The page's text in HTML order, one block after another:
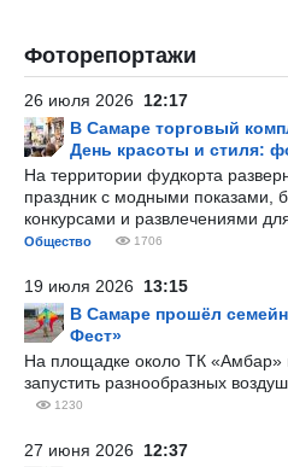
Фоторепортажи
26 июля 2026 12:17
В Самаре торговый
День красоты и стиля:
На территории фудкорта
праздник с модными показами,
конкурсами и развлечениями
Общество 1706
19 июля 2026 13:15
В Самаре прошёл
Фест»
На площадке около ТК
запустить разнообразных
1230
27 июня 2026 12:37